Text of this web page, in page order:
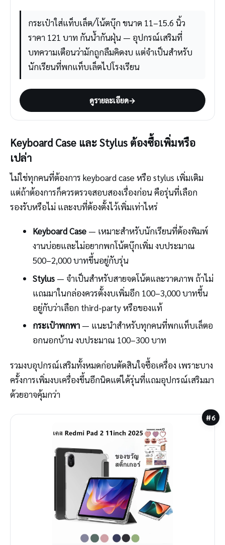
กระเป๋าใส่แท็บเล็ต/โน้ตบุ๊ก ขนาด 11–15.6 นิ้ว
ราคา 121 บาท กันน้ำกันฝุ่น — อุปกรณ์เสริมที่
บทความเตือนว่ามักถูกลืมคิดงบ แต่จำเป็นสำหรับ
นักเรียนที่พกแท็บเล็ตไปโรงเรียน
ดูรายละเอียด→
Keyboard Case และ Stylus ต้องซื้อเพิ่มหรือ
เปล่า
ไม่ใช่ทุกคนที่ต้องการ keyboard case หรือ stylus เพิ่มเติม
แต่ถ้าต้องการก็ควรตรวจสอบสองเรื่องก่อน คือรุ่นที่เลือก
รองรับหรือไม่ และงบที่ต้องตั้งไว้เพิ่มเท่าไหร่
Keyboard Case— เหมาะสำหรับนักเรียนที่ต้องพิมพ์
งานบ่อยและไม่อยากพกโน้ตบุ๊กเพิ่ม งบประมาณ
500–2,000 บาทขึ้นอยู่กับรุ่น
Stylus— จำเป็นสำหรับสายจดโน้ตและวาดภาพ ถ้าไม่
แถมมาในกล่องควรตั้งงบเพิ่มอีก 100–3,000 บาทขึ้น
อยู่กับว่าเลือก third-party หรือของแท้
กระเป๋าพกพา— แนะนำสำหรับทุกคนที่พกแท็บเล็ตอ
อกนอกบ้าน งบประมาณ 100–300 บาท
รวมงบอุปกรณ์เสริมทั้งหมดก่อนตัดสินใจซื้อเครื่อง เพราะบาง
ครั้งการเพิ่มงบเครื่องขึ้นอีกนิดแต่ได้รุ่นที่แถมอุปกรณ์เสริมมา
ด้วยอาจคุ้มกว่า
#6